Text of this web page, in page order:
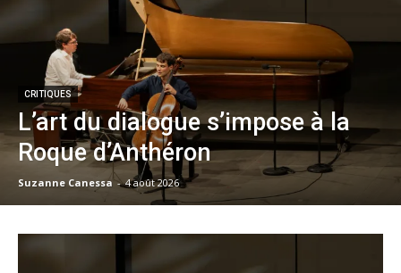
CRITIQUES
L’art du dialogue s’impose à la
Roque d’Anthéron
Suzanne Canessa - 4 août 2026